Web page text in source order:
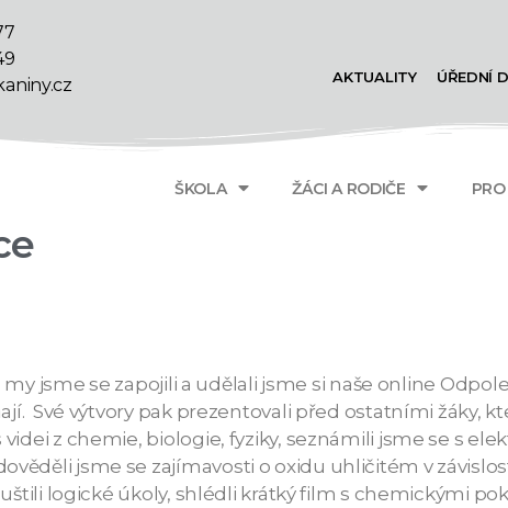
AKTUALITY ÚŘEDNÍ
ŠKOLA ŽÁCI A RODIČE
jsme se zapojili a udělali jsme si naše online
Své výtvory pak prezentovali před ostatními žáky,
z chemie, biologie, fyziky, seznámili jsme se s
jsme se zajímavosti o oxidu uhličitém v
logické úkoly, shlédli krátký film s chemickými